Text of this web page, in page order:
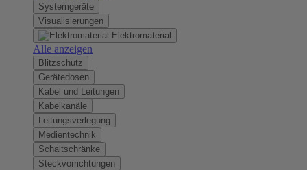
Systemgeräte
Visualisierungen
Elektromaterial
Alle anzeigen
Blitzschutz
Gerätedosen
Kabel und Leitungen
Kabelkanäle
Leitungsverlegung
Medientechnik
Schaltschränke
Steckvorrichtungen